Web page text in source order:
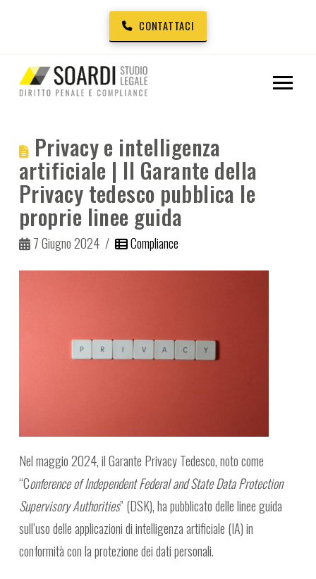
CONTATTACI
Privacy e intelligenza
artificiale | Il Garante della
Privacy tedesco pubblica le
proprie linee guida
7 Giugno 2024 Compliance
Nel maggio 2024, il Garante Privacy Tedesco, noto come
“Conference of Independent Federal and State Data Protection
Supervisory Authorities” (DSK), ha pubblicato delle linee guida
sull’uso delle applicazioni di intelligenza artificiale (IA) in
conformità con la protezione dei dati personali.